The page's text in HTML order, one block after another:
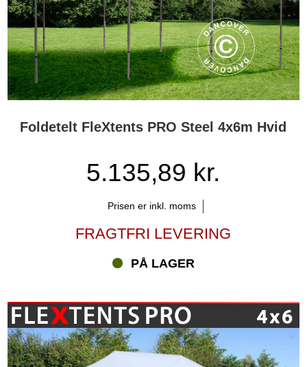
Foldetelt FleXtents PRO Steel 4x6m Hvid
5.135,89 kr.
Prisen er inkl. moms
FRAGTFRI LEVERING
PÅ LAGER